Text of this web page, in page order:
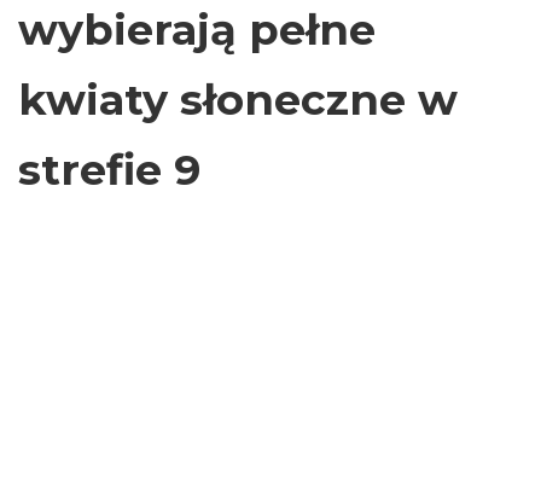
wybierają pełne
kwiaty słoneczne w
strefie 9